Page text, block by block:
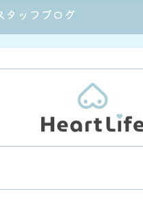
タッフブログ